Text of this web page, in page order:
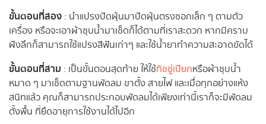
ขั้นตอนที่สอง : นำแปรงปัดฝุ่นมาปัดฝุ่นตรงซอกเล็ก ๆ ตามตัว
เครื่อง หรือจะเอาผ้าชุบน้ำมาเช็ดก็ได้ตามที่เราสะดวก หากมีคราบ
ฝังลึกก็สามารถใช้แปรงสีฟันเก่าๆ และใช้น้ำยาทำความสะอาดขัดได้
ขั้นตอนที่สาม : เป็นขั้นตอนสุดท้าย ให้ใช้ทิชชู่เปียกหรือผ้าชุบน้ำ
หมาด ๆ มาเช็ดตามฐานพัดลม ขาตั้ง สายไฟ และเมื่อทุกอย่างแห้ง
สนิทแล้ว คุณก็สามารถประกอบพัดลมได้เพียงเท่านี้เราก็จะมีพัดลม
ตั้งพื้น ที่ยืดอายุการใช้งานได้ไปอีก